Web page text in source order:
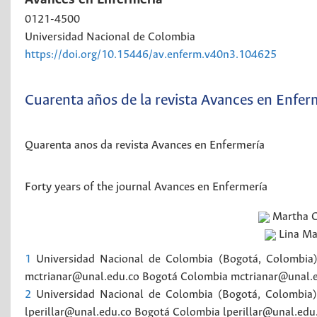
0121-4500
Universidad Nacional de Colombia
https://doi.org/10.15446/av.enferm.v40n3.104625
Cuarenta años de la revista Avances en
Quarenta anos da revista Avances en Enfermería
Forty years of the journal Avances en Enfermería
Martha
Lina
1
Universidad Nacional de Colombia (Bogotá,
mctrianar@unal.edu.co Bogotá Colombia
2 Universidad Nacional de Colombia (Bogotá,
lperillar@unal.edu.co Bogotá Colombia